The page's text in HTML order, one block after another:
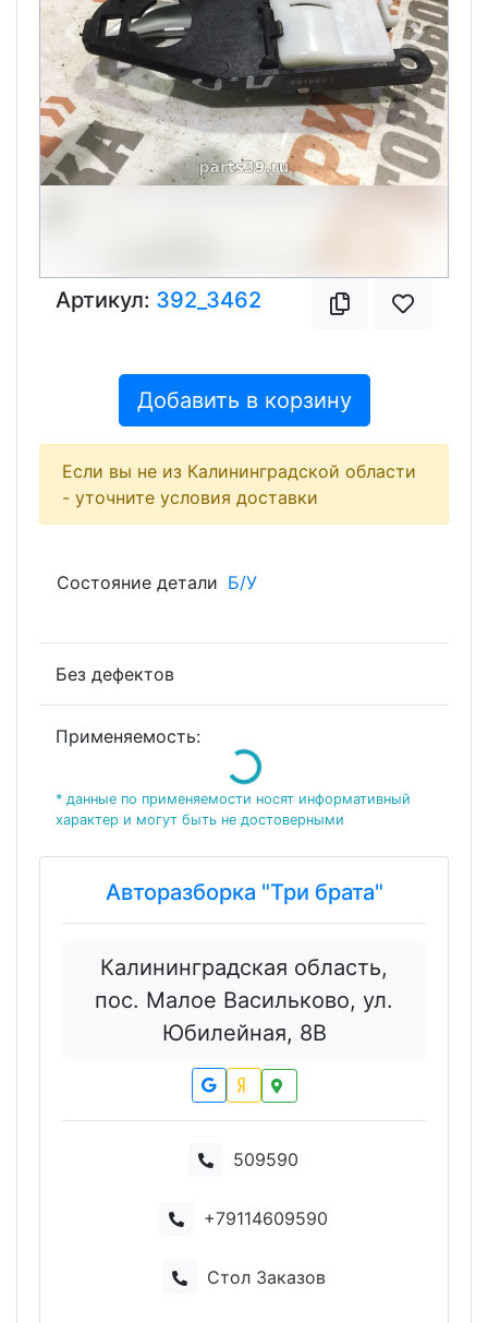
Previous Next
Артикул: 392_3462
Добавить в корзину
Если вы не из Калининградской области
- уточните условия доставки
Состояние детали Б/У
Без дефектов
Применяемость:
Loading...
* данные по применяемости носят информативный
характер и могут быть не достоверными
Авторазборка "Три брата"
Калининградская область,
пос. Малое Васильково, ул.
Юбилейная, 8В
509590
+79114609590
Стол Заказов